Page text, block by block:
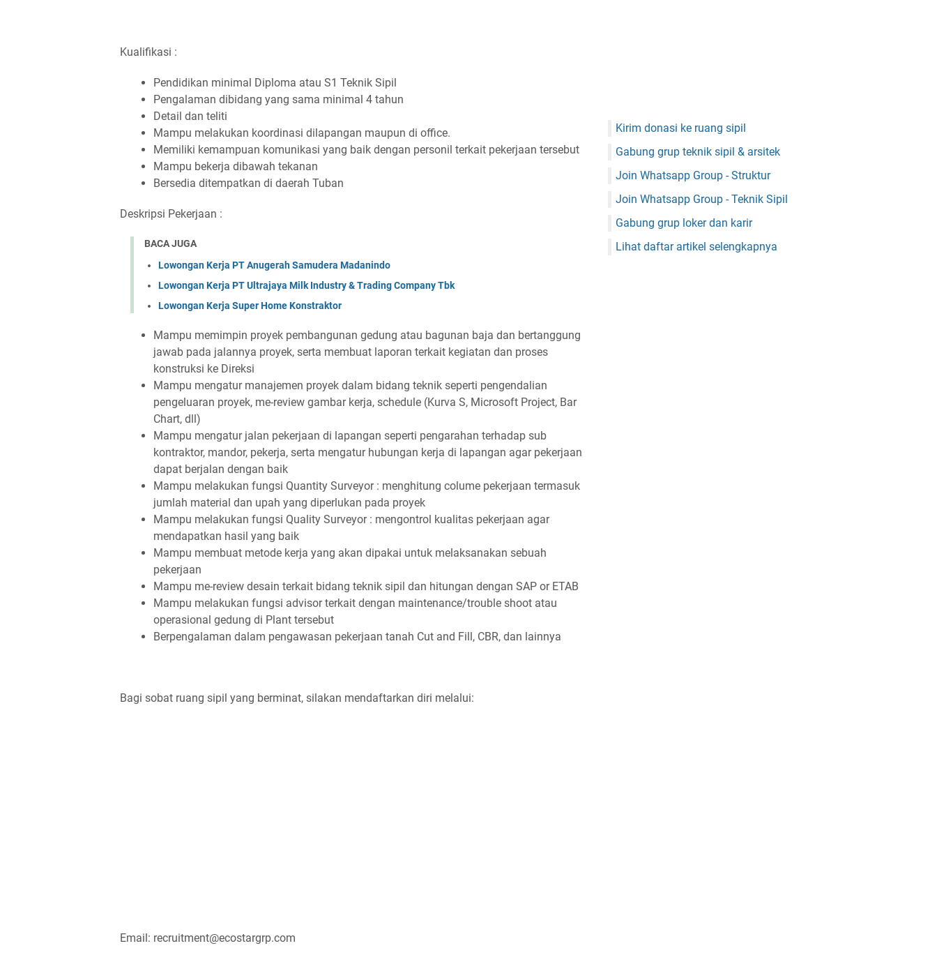
Kualifikasi :
Pendidikan minimal Diploma atau S1 Teknik Sipil
Pengalaman dibidang yang sama minimal 4 tahun
Detail dan teliti
Mampu melakukan koordinasi dilapangan maupun di office.
Memiliki kemampuan komunikasi yang baik dengan personil terkait pekerjaan tersebut
Mampu bekerja dibawah tekanan
Bersedia ditempatkan di daerah Tuban
Deskripsi Pekerjaan :
BACA JUGA
Lowongan Kerja PT Anugerah Samudera Madanindo
Lowongan Kerja PT Ultrajaya Milk Industry & Trading Company Tbk
Lowongan Kerja Super Home Konstraktor
Mampu memimpin proyek pembangunan gedung atau bagunan baja dan bertanggung
jawab pada jalannya proyek, serta membuat laporan terkait kegiatan dan proses
konstruksi ke Direksi
Mampu mengatur manajemen proyek dalam bidang teknik seperti pengendalian
pengeluaran proyek, me-review gambar kerja, schedule (Kurva S, Microsoft Project, Bar
Chart, dll)
Mampu mengatur jalan pekerjaan di lapangan seperti pengarahan terhadap sub
kontraktor, mandor, pekerja, serta mengatur hubungan kerja di lapangan agar pekerjaan
dapat berjalan dengan baik
Mampu melakukan fungsi Quantity Surveyor : menghitung colume pekerjaan termasuk
jumlah material dan upah yang diperlukan pada proyek
Mampu melakukan fungsi Quality Surveyor : mengontrol kualitas pekerjaan agar
mendapatkan hasil yang baik
Mampu membuat metode kerja yang akan dipakai untuk melaksanakan sebuah
pekerjaan
Mampu me-review desain terkait bidang teknik sipil dan hitungan dengan SAP or ETAB
Mampu melakukan fungsi advisor terkait dengan maintenance/trouble shoot atau
operasional gedung di Plant tersebut
Berpengalaman dalam pengawasan pekerjaan tanah Cut and Fill, CBR, dan lainnya
Bagi sobat ruang sipil yang berminat, silakan mendaftarkan diri melalui:
Email: recruitment@ecostargrp.com
Kirim donasi ke ruang sipil
Gabung grup teknik sipil & arsitek
Join Whatsapp Group - Struktur
Join Whatsapp Group - Teknik Sipil
Gabung grup loker dan karir
Lihat daftar artikel selengkapnya